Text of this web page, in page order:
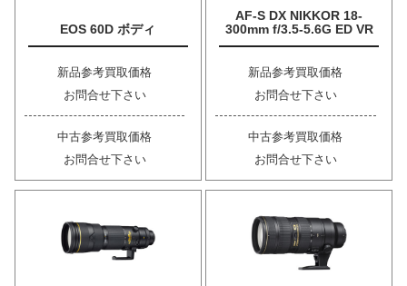
EOS 60D ボディ
新品参考買取価格
お問合せ下さい
中古参考買取価格
お問合せ下さい
AF-S DX NIKKOR 18-
300mm f/3.5-5.6G ED VR
新品参考買取価格
お問合せ下さい
中古参考買取価格
お問合せ下さい